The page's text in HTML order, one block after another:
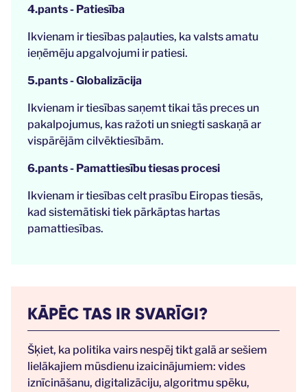
4.pants - Patiesība
Ikvienam ir tiesības paļauties, ka valsts amatu
ieņēmēju apgalvojumi ir patiesi.
5.pants - Globalizācija
Ikvienam ir tiesības saņemt tikai tās preces un
pakalpojumus, kas ražoti un sniegti saskaņā ar
vispārējām cilvēktiesībām.
6.pants - Pamattiesību tiesas procesi
Ikvienam ir tiesības celt prasību Eiropas tiesās,
kad sistemātiski tiek pārkāptas hartas
pamattiesības.
KĀPĒC TAS IR SVARĪGI?
Šķiet, ka politika vairs nespēj tikt galā ar sešiem
lielākajiem mūsdienu izaicinājumiem: vides
iznīcināšanu, digitalizāciju, algoritmu spēku,